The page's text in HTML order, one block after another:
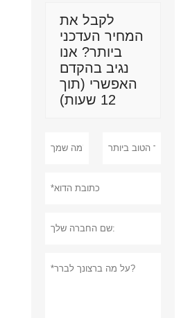
לקבל את
המחיר העדכני
ביותר? אנו
נגיב בהקדם
האפשרי (תוך
12 שעות)